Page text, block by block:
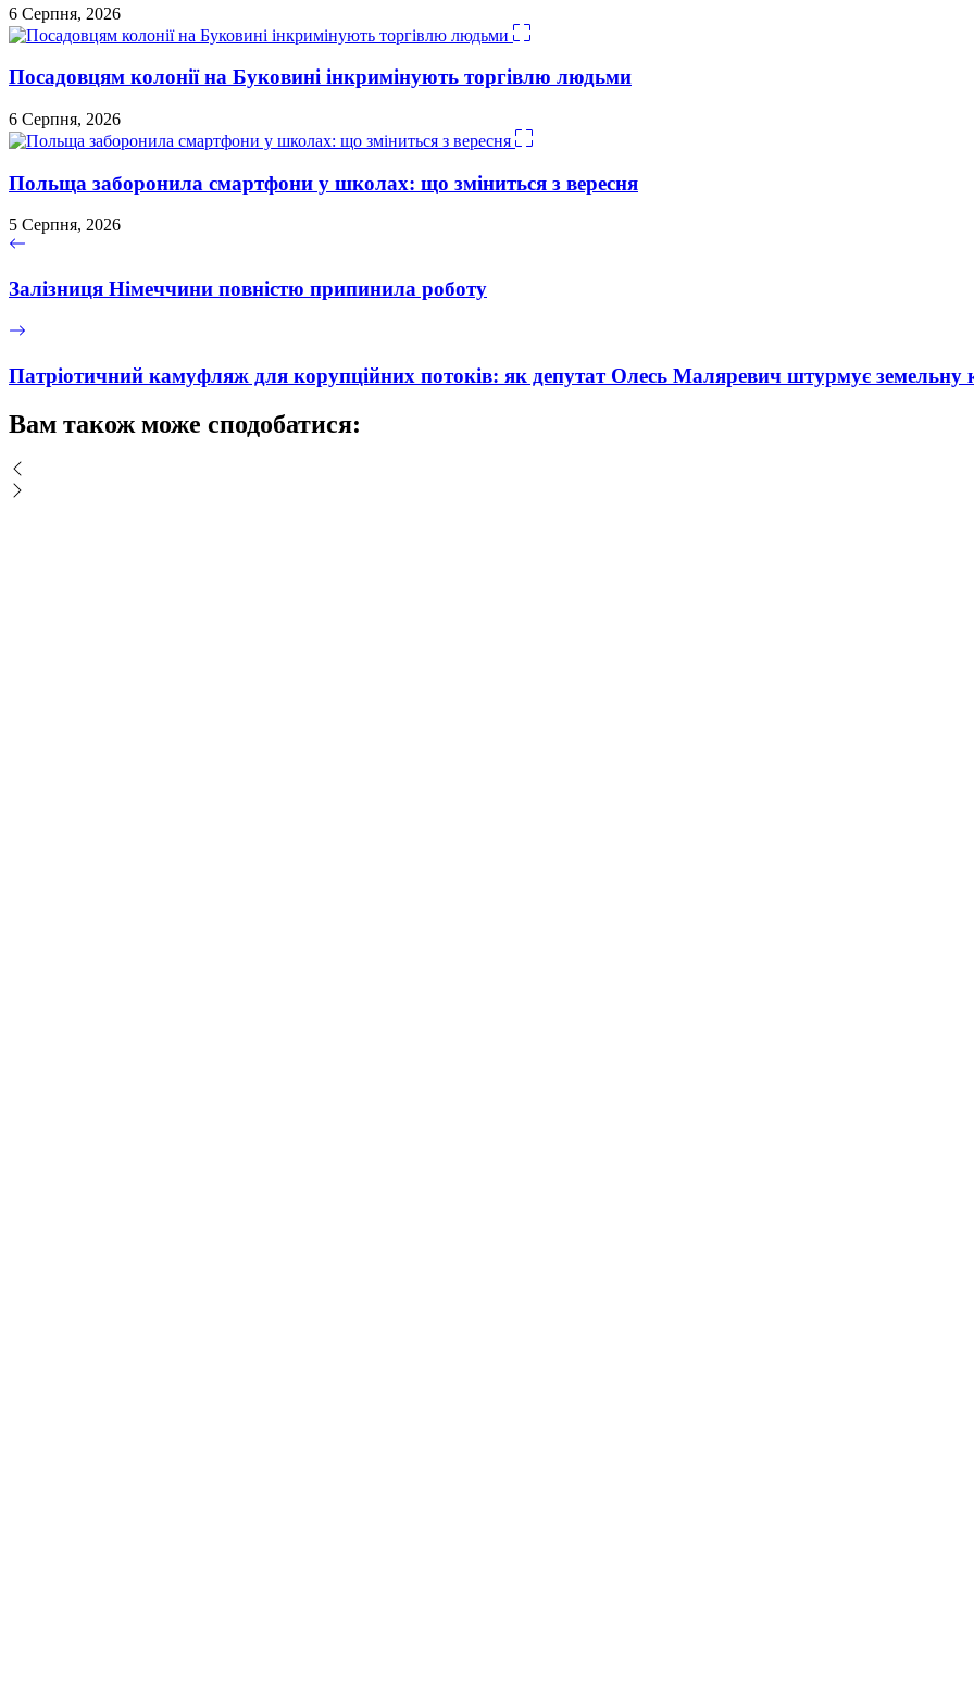
6 Серпня, 2026
Посадовцям колонії на Буковині інкримінують торгівлю людьми
6 Серпня, 2026
Польща заборонила смартфони у школах: що зміниться з вересня
5 Серпня, 2026
Залізниця Німеччини повністю припинила роботу
Патріотичний камуфляж для корупційних потоків: як депутат Олесь Маляревич штурмує
Вам також може сподобатися: